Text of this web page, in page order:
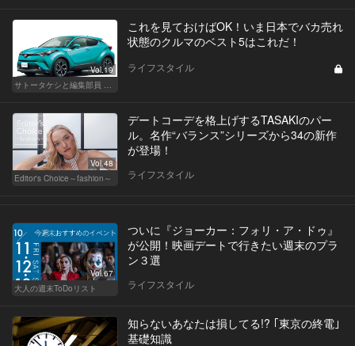
Vol.19
サトータケシと編集部員 船山の"CAR GENTSへの道"
これを見ておけばOK！いま日本でバカ売れ
状態のクルマのベスト5はこれだ！
ライフスタイル
Vol.48
Editor's Choice～fashion～
デートコーデを格上げするTASAKIのパー
ル。名作“バランス”シリーズから34の新作
が登場！
ライフスタイル
Vol.67
大人の週末ToDoリスト
ついに『ジョーカー：フォリ・ア・ドゥ』
が公開！映画デートで行きたい週末のプラ
ン３選
ライフスタイル
知らないあなたは損してる!? ｢東京の終電｣
基礎知識